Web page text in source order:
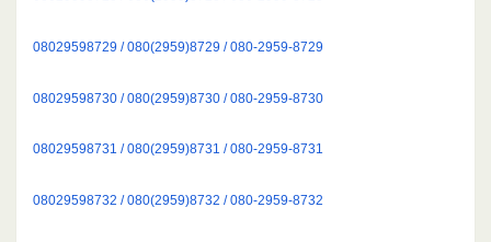
08029598729 / 080(2959)8729 / 080-2959-8729
08029598730 / 080(2959)8730 / 080-2959-8730
08029598731 / 080(2959)8731 / 080-2959-8731
08029598732 / 080(2959)8732 / 080-2959-8732